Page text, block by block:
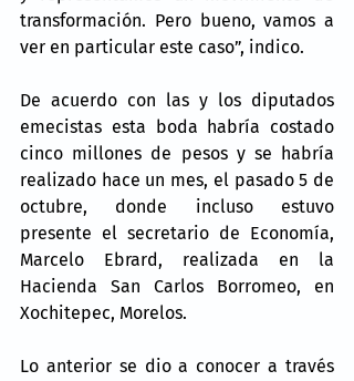
transformación. Pero bueno, vamos a
ver en particular este caso”, indico.
De acuerdo con las y los diputados
emecistas esta boda habría costado
cinco millones de pesos y se habría
realizado hace un mes, el pasado 5 de
octubre, donde incluso estuvo
presente el secretario de Economía,
Marcelo Ebrard, realizada en la
Hacienda San Carlos Borromeo, en
Xochitepec, Morelos.
Lo anterior se dio a conocer a través